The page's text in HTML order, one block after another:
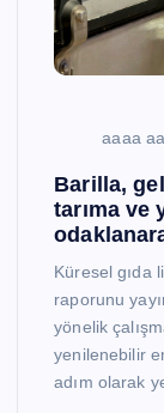
aaaa
Barilla,
tarıma ve
Küresel gıda
raporunu
yönelik
yenilenebilir
adım olarak